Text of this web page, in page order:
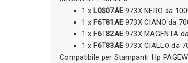
1 x L0S07AE 973X NERO da
1 x F6T81AE 973X CIANO da
1 x F6T82AE 973X MAGENTA
1 x F6T83AE 973X GIALLO da
Compatibile per Stampanti: Hp